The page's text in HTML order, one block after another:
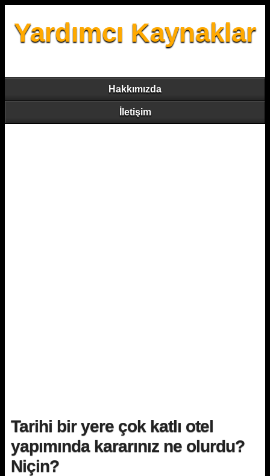
Yardımcı Kaynaklar
Hakkımızda
İletişim
Tarihi bir yere çok katlı otel
yapımında kararınız ne olurdu?
Niçin?